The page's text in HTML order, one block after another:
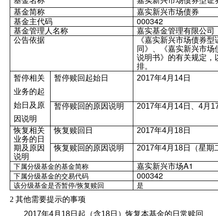
基金简称
嘉实新兴市场债券
基金主代码
000342
基金管理人名称
嘉实基金管理有限公司
公告依据
《嘉实新兴市场债券
同》、《嘉实新兴市
说明书》的有关规定，
排。
暂停相关
业务的起
始日及原
因说明
暂停赎回起始日 2017年4月 14日
暂停赎回的原因说明 2017年4月 14日、4月
恢复相关
业务的日
期及原因
说明
恢复赎回日 2017年4月 18日
恢复赎回的原因说明 2017年4月 18日（星期
下属分级基金的基金简称 嘉实新兴市场A1
下属分级基金的交易代码 000342
该分级基金是否暂停/恢复赎回 是
2 其他需要提示的事项
2017年4月 18日起（含18日）恢复本基金的日常赎回